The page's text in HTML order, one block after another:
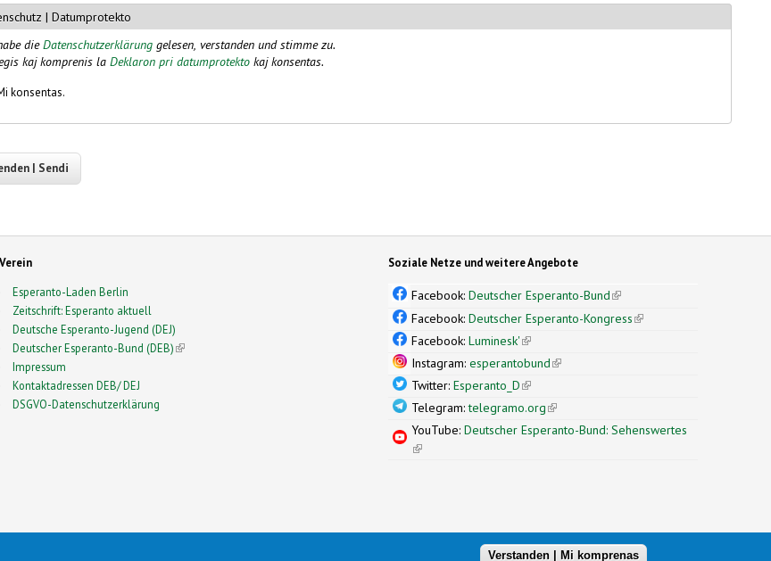
| Datumprotekto
dieDatenschutzerklärung gelesen, verstanden und stimme zu.
kaj komprenis la Deklaron pri datumprotekto kaj konsentas.
| Datumprotekto
konsentas.
Verein
Esperanto-Laden Berlin
Zeitschrift: Esperanto aktuell
Deutsche Esperanto-Jugend (DEJ)
Deutscher Esperanto-Bund (DEB)(link is external)
Impressum
Kontaktadressen DEB/ DEJ
DSGVO-Datenschutzerklärung
Soziale Netze und weitere Angebote
Facebook:Deutscher Esperanto-Bund(link is external)
Facebook:Deutscher Esperanto-Kongress(link is external)
Facebook:Luminesk'(link is external)
Instagram:esperantobund(link is external)
Twitter:Esperanto_D(link is external)
Telegram:telegramo.org(link is external)
YouTube:Deutscher Esperanto-Bund: Sehenswertes
(link is external)
Verstanden | Mi komprenas